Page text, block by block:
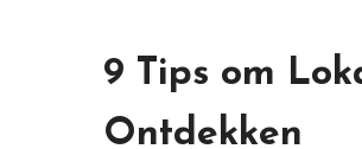
9 Tips om
Ontdekken